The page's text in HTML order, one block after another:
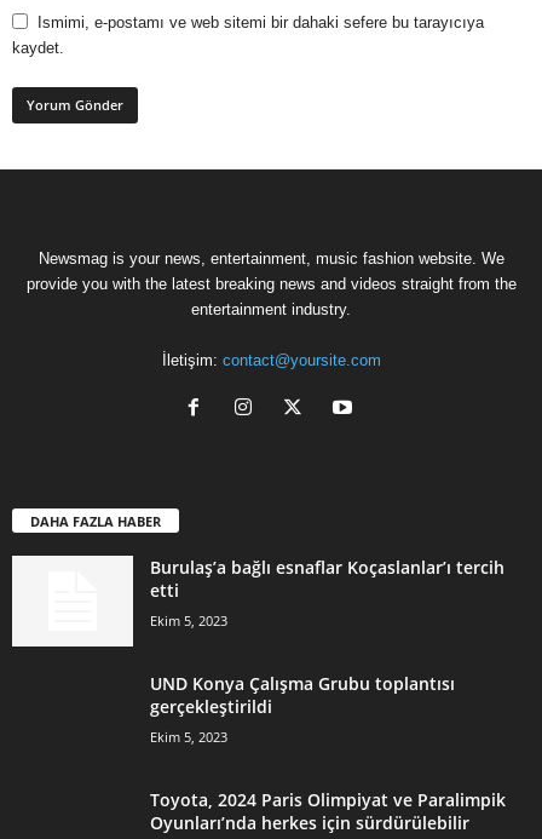
Ismimi, e-postamı ve web sitemi bir dahaki sefere bu tarayıcıya
kaydet.
Newsmag is your news, entertainment, music fashion website. We
provide you with the latest breaking news and videos straight from the
entertainment industry.
İletişim: contact@yoursite.com
DAHA FAZLA HABER
Burulaş’a bağlı esnaflar Koçaslanlar’ı tercih
etti
Ekim 5, 2023
UND Konya Çalışma Grubu toplantısı
gerçekleştirildi
Ekim 5, 2023
Toyota, 2024 Paris Olimpiyat ve Paralimpik
Oyunları’nda herkes için sürdürülebilir